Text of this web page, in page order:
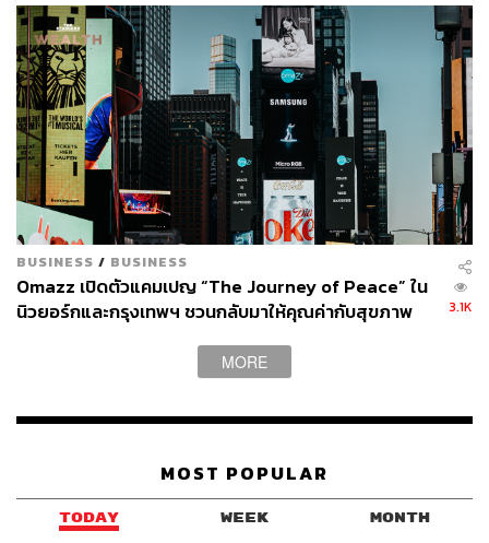
BUSINESS / BUSINESS
Omazz เปิดตัวแคมเปญ “The Journey of Peace” ใน
นิวยอร์กและกรุงเทพฯ ชวนกลับมาให้คุณค่ากับสุขภาพ
3.1K
MORE
MOST POPULAR
TODAY WEEK MONTH